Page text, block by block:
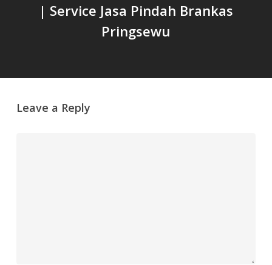
| Service Jasa Pindah Brankas
Pringsewu
Leave a Reply